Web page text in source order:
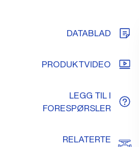
DATABLAD
PRODUKTVIDEO
LEGG TIL I
FORESPØRSLER
RELATERTE